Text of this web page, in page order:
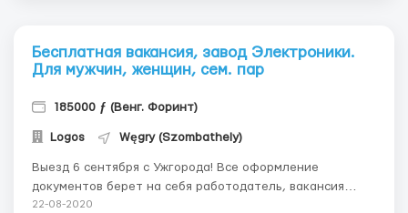
Бесплатная вакансия, завод Электроники.
Для мужчин, женщин, сем. пар
185000 ƒ (Венг. Форинт)
Logos Węgry (Szombathely)
Выезд 6 сентября с Ужгорода! Все оформление
документов берет на себя работодатель, вакансия
абсолютно БЕСПЛАТНАЯ! Завод Flextronics. ЗП в среднем
22-08-2020